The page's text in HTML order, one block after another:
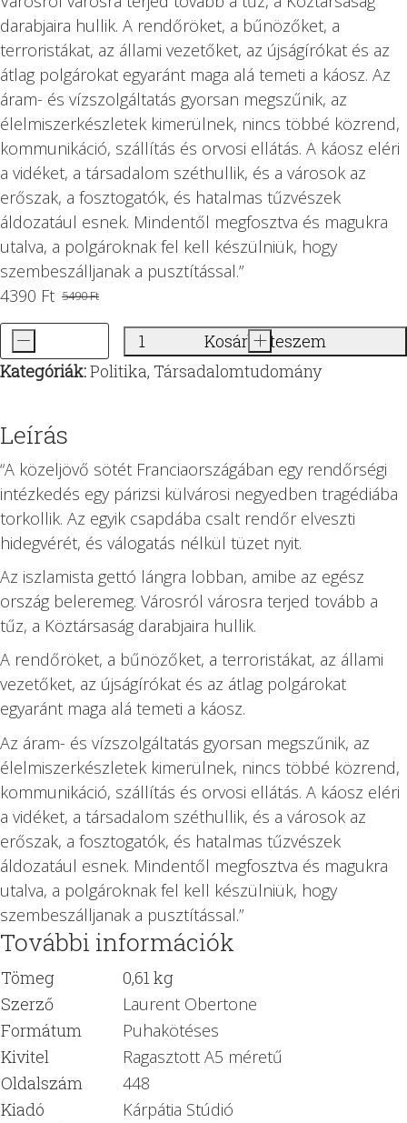
darabjaira hullik. A rendőröket, a bűnözőket, a
terroristákat, az állami vezetőket, az újságírókat és az
átlag polgárokat egyaránt maga alá temeti a káosz. Az
áram- és vízszolgáltatás gyorsan megszűnik, az
élelmiszerkészletek kimerülnek, nincs többé közrend,
kommunikáció, szállítás és orvosi ellátás. A káosz eléri
a vidéket, a társadalom széthullik, és a városok az
erőszak, a fosztogatók, és hatalmas tűzvészek
áldozatául esnek. Mindentől megfosztva és magukra
utalva, a polgároknak fel kell készülniük, hogy
szembeszálljanak a pusztítással.”
5490Ft
Original
price
was:
5490 Ft.
4390 Ft
Current
price
is:
4390 Ft.
Gerilla
1
Franciaország
végnapjai
mennyiség
- +
Kosárba teszem
Kategóriák:Politika, Társadalomtudomány
Leírás
“A közeljövő sötét Franciaországában egy rendőrségi
intézkedés egy párizsi külvárosi negyedben tragédiába
torkollik. Az egyik csapdába csalt rendőr elveszti
hidegvérét, és válogatás nélkül tüzet nyit.
Az iszlamista gettó lángra lobban, amibe az egész
ország beleremeg. Városról városra terjed tovább a
tűz, a Köztársaság darabjaira hullik.
A rendőröket, a bűnözőket, a terroristákat, az állami
vezetőket, az újságírókat és az átlag polgárokat
egyaránt maga alá temeti a káosz.
Az áram- és vízszolgáltatás gyorsan megszűnik, az
élelmiszerkészletek kimerülnek, nincs többé közrend,
kommunikáció, szállítás és orvosi ellátás. A káosz eléri
a vidéket, a társadalom széthullik, és a városok az
erőszak, a fosztogatók, és hatalmas tűzvészek
áldozatául esnek. Mindentől megfosztva és magukra
utalva, a polgároknak fel kell készülniük, hogy
szembeszálljanak a pusztítással.”
További információk
Tömeg
0,61 kg
Szerző
Laurent Obertone
Formátum
Puhakötéses
Kivitel
Ragasztott A5 méretű
Oldalszám
448
Kiadó
Kárpátia Stúdió